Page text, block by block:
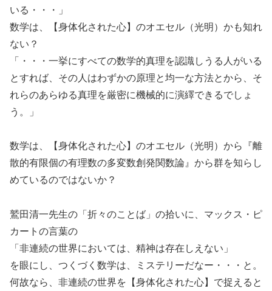
いる・・・」
数学は、【身体化された心】のオエセル（光明）かも知れ
ない？
「・・・一挙にすべての数学的真理を認識しうる人がいる
とすれば、その人はわずかの原理と均一な方法とから、そ
れらのあらゆる真理を厳密に機械的に演繹できるでしょ
う。」
数学は、【身体化された心】のオエセル（光明）から『離
散的有限個の有理数の多変数創発関数論』から群を知らし
めているのではないか？
鷲田清一先生の「折々のことば」の拾いに、マックス・ピ
カートの言葉の
「非連続の世界においては、精神は存在しえない」
を眼にし、つくづく数学は、ミステリーだなー・・・と。
何故なら、非連続の世界を【身体化された心】で捉えると